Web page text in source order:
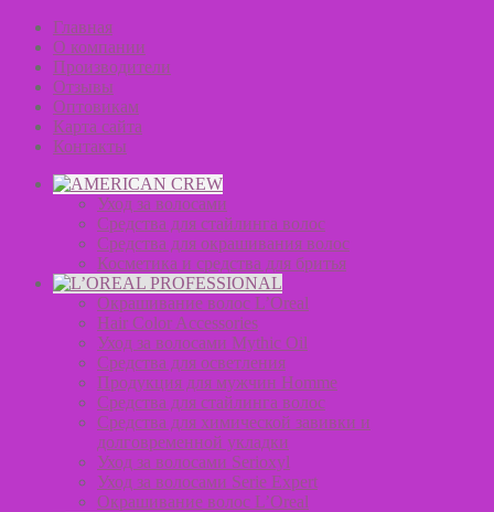
Главная
О компании
Производители
Отзывы
Оптовикам
Карта сайта
Контакты
Уход за волосами
Средства для стайлинга волос
Средства для окрашивания волос
Косметика и средства для бритья
Окрашивание волос L’Oreal
Hair Color Accessories
Уход за волосами Mythic Oil
Средства для осветления
Продукция для мужчин Homme
Средства для стайлинга волос
Средства для химической завивки и
долговременной укладки
Уход за волосами Serioxyl
Уход за волосами Serie Expert
Окрашивание волос L’Oreal